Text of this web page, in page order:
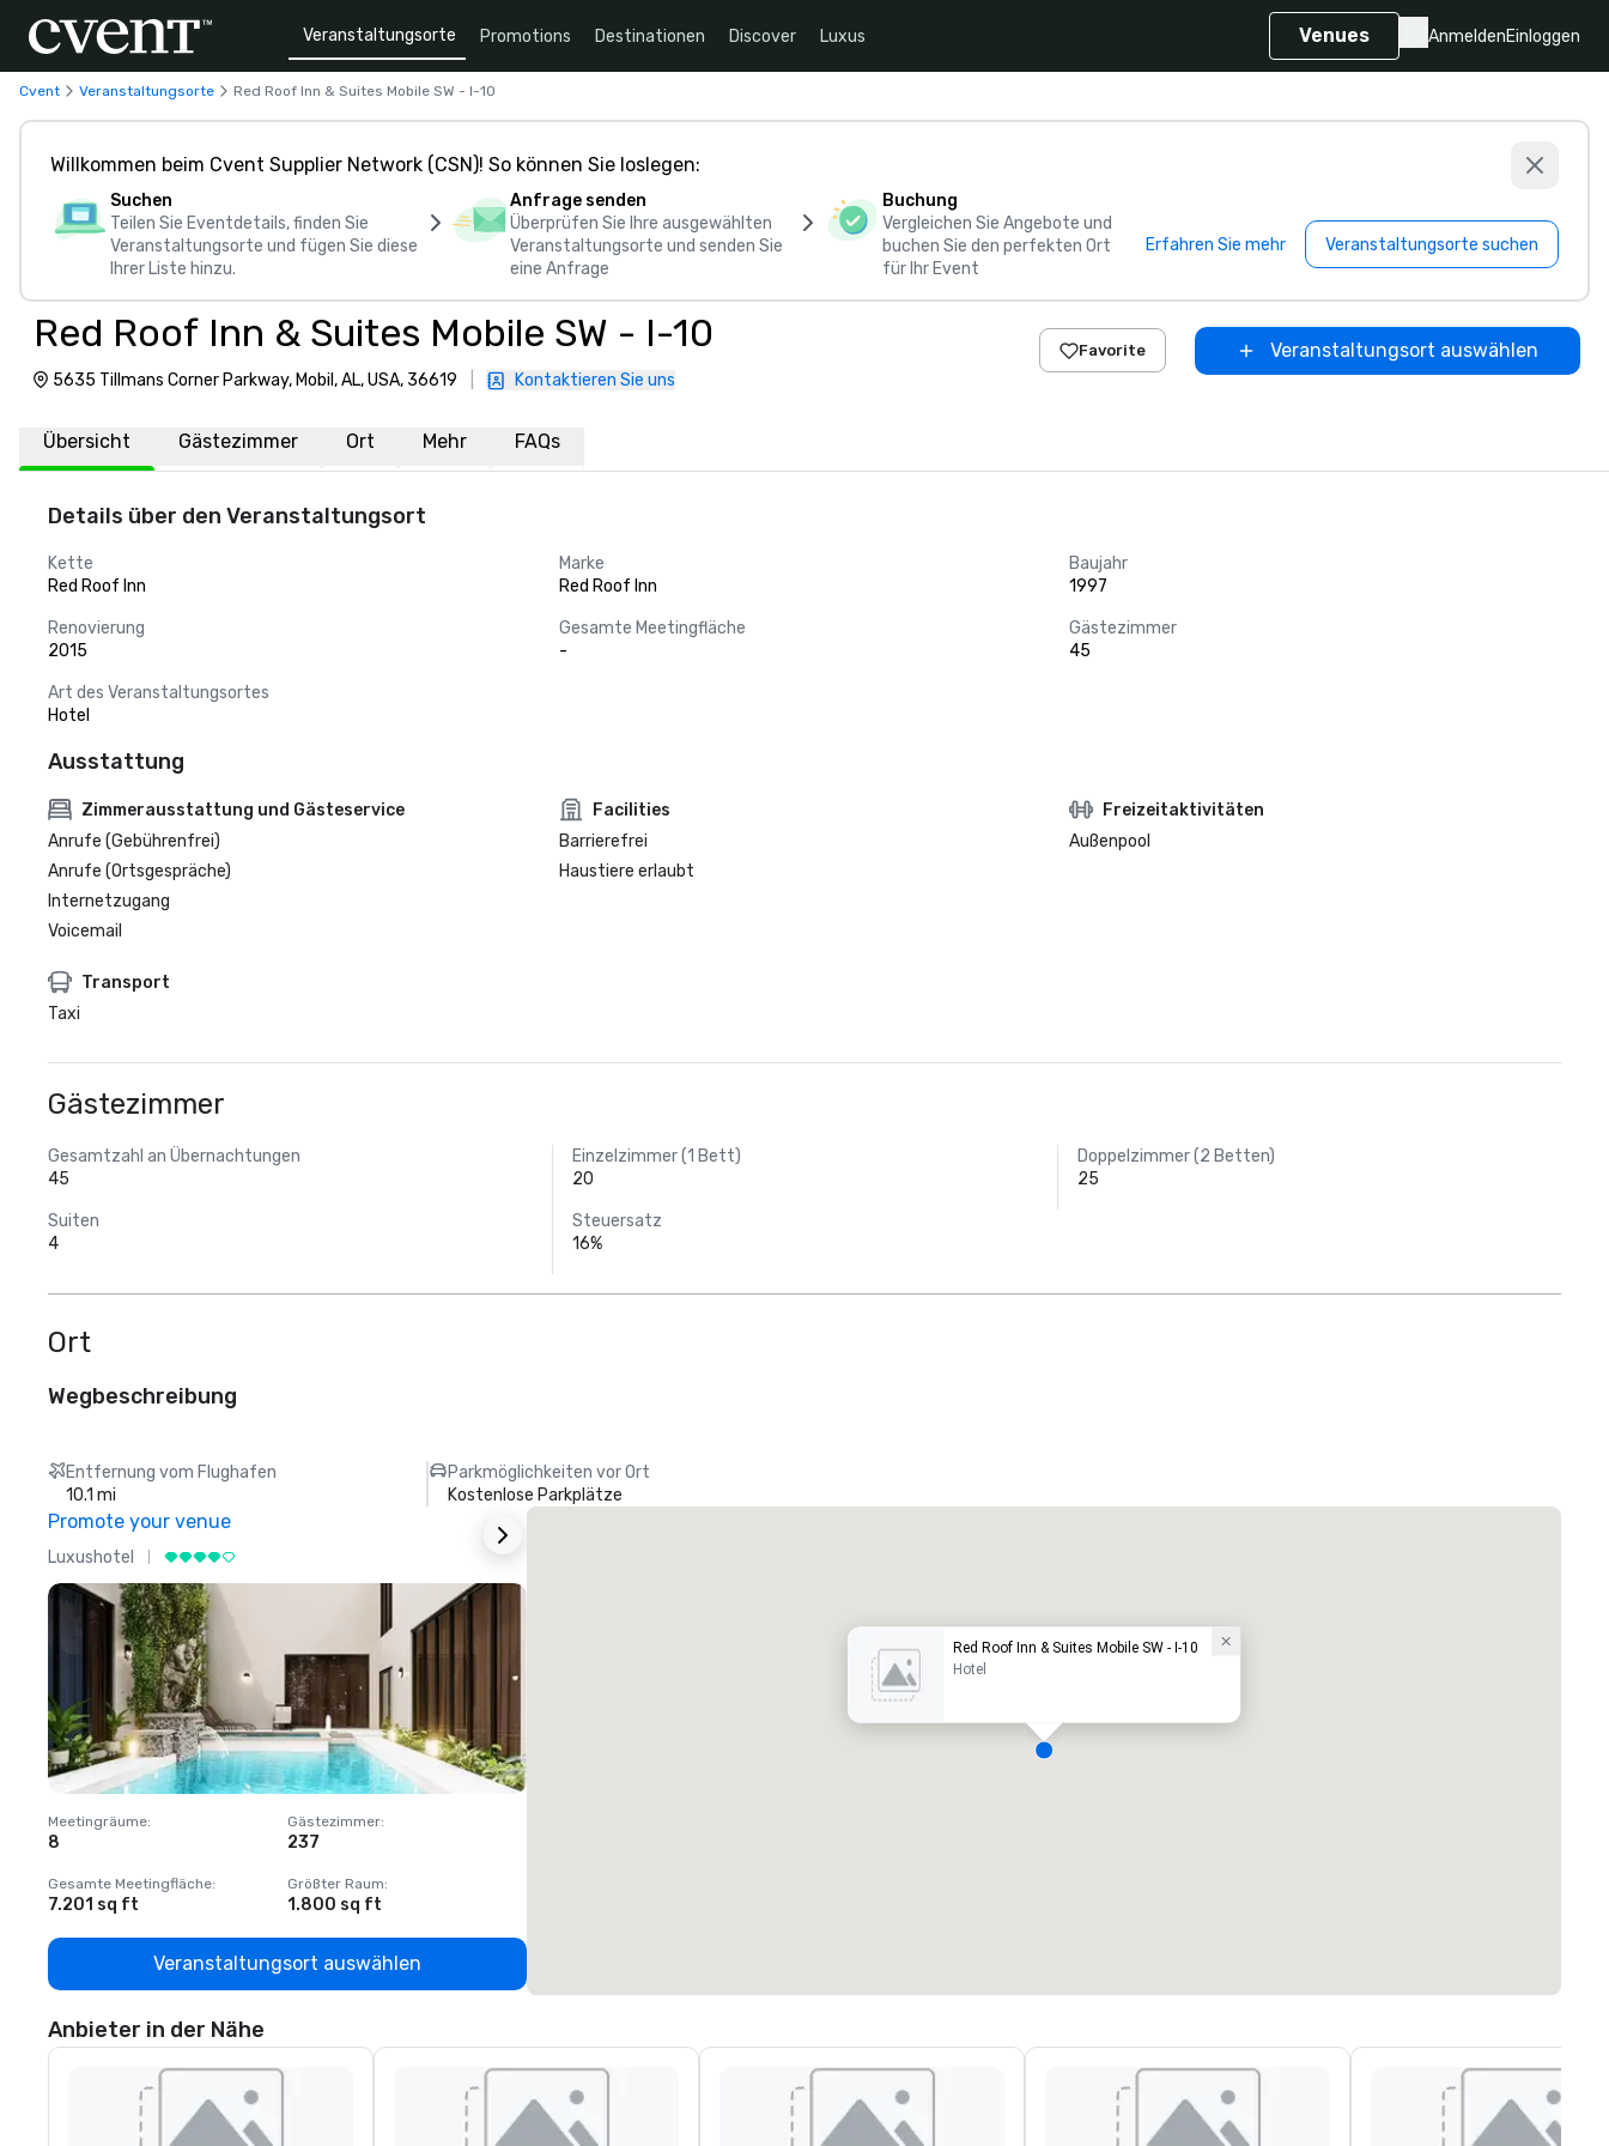
Veranstaltungsorte Promotions Destinationen Discover Luxus Venues AnmeldenEinloggen
Cvent Veranstaltungsorte Red Roof Inn & Suites Mobile SW - I-10
Willkommen beim Cvent Supplier Network (CSN)! So können Sie loslegen:
Suchen
Teilen Sie Eventdetails, finden Sie
Veranstaltungsorte und fügen Sie diese
Ihrer Liste hinzu.
Anfrage senden
Überprüfen Sie Ihre ausgewählten
Veranstaltungsorte und senden Sie
eine Anfrage
Buchung
Vergleichen Sie Angebote und
buchen Sie den perfekten Ort
für Ihr Event
Erfahren Sie mehr Veranstaltungsorte suchen
Red Roof Inn & Suites Mobile SW - I-10
5635 Tillmans Corner Parkway, Mobil, AL, USA, 36619 Kontaktieren Sie uns
Favorite Veranstaltungsort auswählen
Übersicht Gästezimmer Ort Mehr FAQs
Details über den Veranstaltungsort
Kette
Red Roof Inn
Marke
Red Roof Inn
Baujahr
1997
Renovierung
2015
Gesamte Meetingfläche
-
Gästezimmer
45
Art des Veranstaltungsortes
Hotel
Ausstattung
Zimmerausstattung und Gästeservice
Anrufe (Gebührenfrei)
Anrufe (Ortsgespräche)
Internetzugang
Voicemail
Facilities
Barrierefrei
Haustiere erlaubt
Freizeitaktivitäten
Außenpool
Transport
Taxi
Gästezimmer
Gesamtzahl an Übernachtungen
45
Einzelzimmer (1 Bett)
20
Doppelzimmer (2 Betten)
25
Suiten
4
Steuersatz
16%
Ort
Wegbeschreibung
Entfernung vom Flughafen
10.1 mi
Parkmöglichkeiten vor Ort
Kostenlose Parkplätze
Promote your venue
Luxushotel
Meetingräume:
8
Gästezimmer:
237
Gesamte Meetingfläche:
7.201 sq ft
Größter Raum:
1.800 sq ft
Veranstaltungsort auswählen
Red Roof Inn & Suites Mobile SW - I-10
Hotel
Anbieter in der Nähe